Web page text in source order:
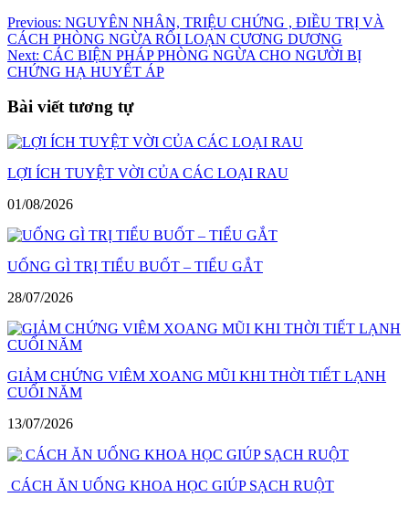
Điều
hướng
bài
viết
Previous: NGUYÊN NHÂN, TRIỆU CHỨNG , ĐIỀU TRỊ VÀ
CÁCH PHÒNG NGỪA RỐI LOẠN CƯƠNG DƯƠNG
Next: CÁC BIỆN PHÁP PHÒNG NGỪA CHO NGƯỜI BỊ
CHỨNG HẠ HUYẾT ÁP
Bài viết tương tự
LỢI ÍCH TUYỆT VỜI CỦA CÁC LOẠI RAU
01/08/2026
UỐNG GÌ TRỊ TIỂU BUỐT – TIỂU GẮT
28/07/2026
GIẢM CHỨNG VIÊM XOANG MŨI KHI THỜI TIẾT LẠNH
CUỐI NĂM
13/07/2026
CÁCH ĂN UỐNG KHOA HỌC GIÚP SẠCH RUỘT